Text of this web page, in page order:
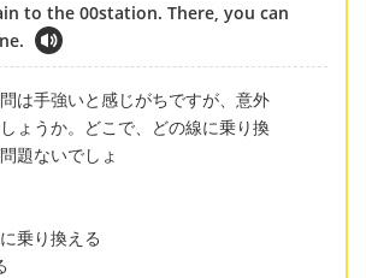
to the 00station. There, you can
は手強いと感じがちですが、意外
ょうか。どこで、どの線に乗り換
題ないでしょ
乗り換える